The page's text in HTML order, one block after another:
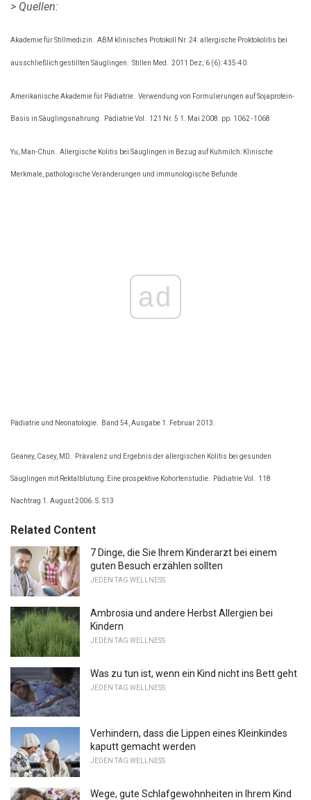
> Quellen:
Akademie für Stillmedizin. ABM klinisches Protokoll Nr. 24: allergische Proktokolitis bei
ausschließlich gestillten Säuglingen. Stillen Med. 2011 Dez; 6 (6): 435-40.
Amerikanische Akademie für Pädiatrie. Verwendung von Formulierungen auf Sojaprotein-
Basis in Säuglingsnahrung. Pädiatrie Vol. 121 Nr. 5 1. Mai 2008. pp. 1062 -1068
Yu, Man-Chun. Allergische Kolitis bei Säuglingen in Bezug auf Kuhmilch: Klinische
Merkmale, pathologische Veränderungen und immunologische Befunde.
ad
Pädiatrie und Neonatologie. Band 54, Ausgabe 1. Februar 2013.
Geaney, Casey, MD. Prävalenz und Ergebnis der allergischen Kolitis bei gesunden
Säuglingen mit Rektalblutung: Eine prospektive Kohortenstudie. Pädiatrie Vol. 118
Nachtrag 1. August 2006. S. S13
Related Content
7 Dinge, die Sie Ihrem Kinderarzt bei einem
guten Besuch erzählen sollten
JEDEN TAG WELLNESS
Ambrosia und andere Herbst Allergien bei
Kindern
JEDEN TAG WELLNESS
Was zu tun ist, wenn ein Kind nicht ins Bett geht
JEDEN TAG WELLNESS
Verhindern, dass die Lippen eines Kleinkindes
kaputt gemacht werden
JEDEN TAG WELLNESS
Wege, gute Schlafgewohnheiten in Ihrem Kind